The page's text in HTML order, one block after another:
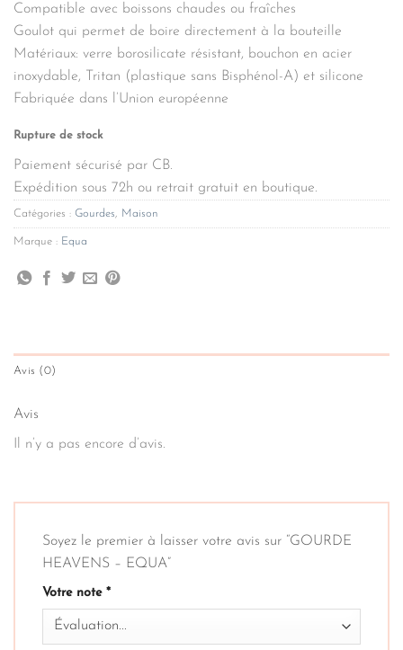
Compatible avec boissons chaudes ou fraîches
Goulot qui permet de boire directement à la bouteille
Matériaux: verre borosilicate résistant, bouchon en acier
inoxydable, Tritan (plastique sans Bisphénol-A) et silicone
Fabriquée dans l’Union européenne
Rupture de stock
Paiement sécurisé par CB.
Expédition sous 72h ou retrait gratuit en boutique.
Catégories : Gourdes, Maison
Marque : Equa
Avis (0)
Avis
Il n’y a pas encore d’avis.
Soyez le premier à laisser votre avis sur “GOURDE
HEAVENS – EQUA”
Votre note *